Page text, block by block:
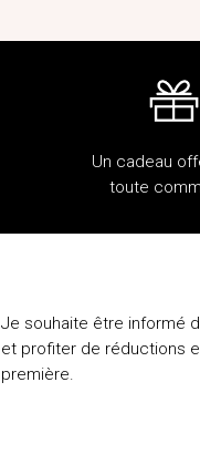
Un cadeau
toute
Je souhaite être informé
et profiter de réductions
première.